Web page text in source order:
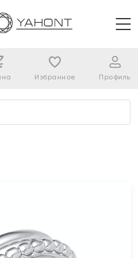
Избранное Профиль